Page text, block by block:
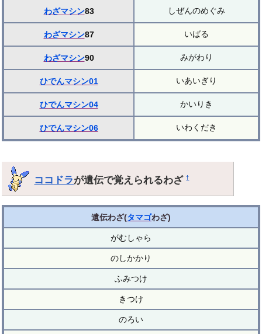
わざマシン83 しぜんのめぐみ
わざマシン87 いばる
わざマシン90 みがわり
ひでんマシン01 いあいぎり
ひでんマシン04 かいりき
ひでんマシン06 いわくだき
ココドラが遺伝で覚えられるわざ†
遺伝わざ(タマゴわざ)
がむしゃら
のしかかり
ふみつけ
きつけ
のろい